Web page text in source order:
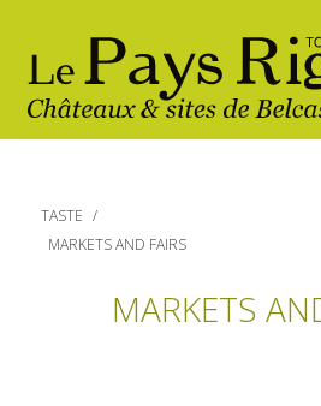
TASTE
MARKETS AND FAIRS
MARKETS